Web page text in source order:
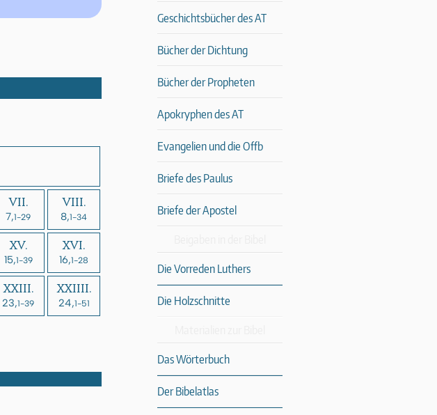
VII.
7,1-29
VIII.
8,1-34
XV.
15,1-39
XVI.
16,1-28
XXIII.
23,1-39
XXIIII.
24,1-51
Geschichtsbücher des AT
Bücher der Dichtung
Bücher der Propheten
Apokryphen des AT
Evangelien und die Offb
Briefe des Paulus
Briefe der Apostel
Die Vorreden Luthers
Die Holzschnitte
Das Wörterbuch
Der Bibelatlas